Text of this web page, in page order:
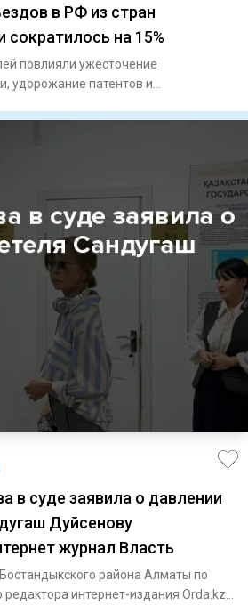
в РФ из стран
сократилось на 15%
повлияли ужесточение
удорожание патентов и
в суде заявила о давлении
Дуйсенову
журнал Власть
района Алматы по
интернет-издания Orda.kz